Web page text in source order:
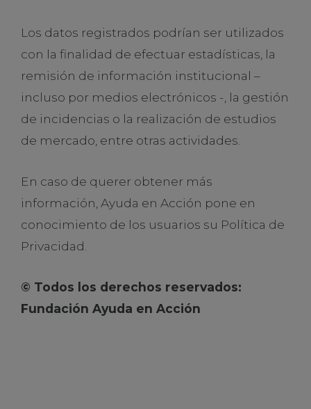
Los datos registrados podrían ser utilizados
con la finalidad de efectuar estadísticas, la
remisión de información institucional –
incluso por medios electrónicos -, la gestión
de incidencias o la realización de estudios
de mercado, entre otras actividades.
En caso de querer obtener más
información, Ayuda en Acción pone en
conocimiento de los usuarios su Política de
Privacidad.
© Todos los derechos reservados:
Fundación Ayuda en Acción